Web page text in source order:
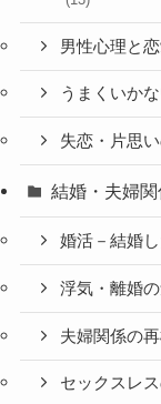
男性心理と
うまくいか
失恋・片思
結婚・夫婦関
婚活－結婚
浮気・離婚
夫婦関係の
セックスレ